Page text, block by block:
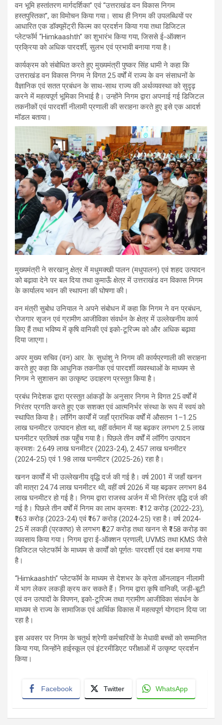
वन भूमि हस्तांतरण मार्गदर्शिका” एवं “उत्तराखंड वन विकास निगम
हस्तपुस्तिका”, का विमोचन किया गया। साथ ही निगम की उपलब्धियों पर
आधारित एक डॉक्यूमेंट्री फिल्म का प्रदर्शन किया गया तथा डिजिटल
प्लेटफॉर्म “Himkaashth” का शुभारंभ किया गया, जिससे ई-ऑक्शन
प्रक्रिया को अधिक पारदर्शी, सुलभ एवं प्रभावी बनाया गया है।
कार्यक्रम को संबोधित करते हुए मुख्यमंत्री पुष्कर सिंह धामी ने कहा कि
उत्तराखंड वन विकास निगम ने विगत 25 वर्षों में राज्य के वन संसाधनों के
वैज्ञानिक एवं सतत प्रबंधन के साथ-साथ राज्य की अर्थव्यवस्था को सुदृढ़
करने में महत्वपूर्ण भूमिका निभाई है। उन्होंने निगम द्वारा अपनाई गई डिजिटल
तकनीकों एवं पारदर्शी नीलामी प्रणाली की सराहना करते हुए इसे एक आदर्श
मॉडल बताया।
मुख्यमंत्री ने सरखानु क्षेत्र में मधुमक्खी पालन (मधुपालन) एवं शहद उत्पादन
को बढ़ावा देने पर बल दिया तथा कुमाऊँ क्षेत्र में उत्तराखंड वन विकास निगम
के कार्यालय भवन की स्थापना की घोषणा की।
वन मंत्री सुबोध उनियाल ने अपने संबोधन में कहा कि निगम ने वन प्रबंधन,
रोजगार सृजन एवं ग्रामीण आजीविका संवर्धन के क्षेत्र में उल्लेखनीय कार्य
किए हैं तथा भविष्य में कृषि वानिकी एवं इको-टूरिज्म को और अधिक बढ़ावा
दिया जाएगा।
अपर मुख्य सचिव (वन) आर. के. सुधांशु ने निगम की कार्यप्रणाली की सराहना
करते हुए कहा कि आधुनिक तकनीक एवं पारदर्शी व्यवस्थाओं के माध्यम से
निगम ने सुशासन का उत्कृष्ट उदाहरण प्रस्तुत किया है।
प्रबंध निदेशक द्वारा प्रस्तुत आंकड़ों के अनुसार निगम ने विगत 25 वर्षों में
निरंतर प्रगति करते हुए एक सशक्त एवं आत्मनिर्भर संस्था के रूप में स्वयं को
स्थापित किया है। लॉगिंग कार्यों में जहाँ प्रारंभिक वर्षों में औसतन 1–1.25
लाख घनमीटर उत्पादन होता था, वहीं वर्तमान में यह बढ़कर लगभग 2.5 लाख
घनमीटर प्रतिवर्ष तक पहुँच गया है। पिछले तीन वर्षों में लॉगिंग उत्पादन
क्रमशः 2.649 लाख घनमीटर (2023-24), 2.457 लाख घनमीटर
(2024-25) एवं 1.98 लाख घनमीटर (2025-26) रहा है।
खनन कार्यों में भी उल्लेखनीय वृद्धि दर्ज की गई है। वर्ष 2001 में जहाँ खनन
की मात्रा 24.74 लाख घनमीटर थी, वहीं वर्ष 2026 में यह बढ़कर लगभग 84
लाख घनमीटर हो गई है। निगम द्वारा राजस्व अर्जन में भी निरंतर वृद्धि दर्ज की
गई है। पिछले तीन वर्षों में निगम का लाभ क्रमशः ₹112 करोड़ (2022-23),
₹163 करोड़ (2023-24) एवं ₹167 करोड़ (2024-25) रहा है। वर्ष 2024-
25 में लकड़ी (प्रकाष्ठ) से लगभग ₹627 करोड़ तथा खनन से ₹158 करोड़ का
व्यवसाय किया गया। निगम द्वारा ई-ऑक्शन प्रणाली, UVMS तथा KMS जैसे
डिजिटल प्लेटफॉर्म के माध्यम से कार्यों को पूर्णतः पारदर्शी एवं दक्ष बनाया गया
है।
“Himkaashth” प्लेटफॉर्म के माध्यम से देशभर के क्रेता ऑनलाइन नीलामी
में भाग लेकर लकड़ी क्रय कर सकते हैं। निगम द्वारा कृषि वानिकी, जड़ी-बूटी
एवं वन उत्पादों के विपणन, इको-टूरिज्म तथा ग्रामीण आजीविका संवर्धन के
माध्यम से राज्य के सामाजिक एवं आर्थिक विकास में महत्वपूर्ण योगदान दिया जा
रहा है।
इस अवसर पर निगम के चतुर्थ श्रेणी कर्मचारियों के मेधावी बच्चों को सम्मानित
किया गया, जिन्होंने हाईस्कूल एवं इंटरमीडिएट परीक्षाओं में उत्कृष्ट प्रदर्शन
किया।
Facebook Twitter WhatsApp